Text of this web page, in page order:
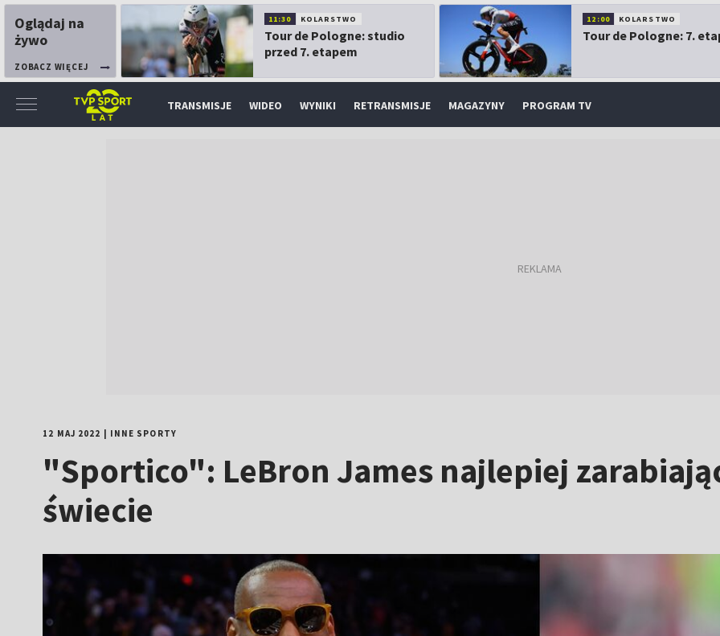
Oglądaj na
żywo
ZOBACZ WIĘCEJ
11:30 KOLARSTWO
Tour de Pologne: studio
przed 7. etapem
12:00 KOLARSTWO
Tour de Pologne: 7.
TRANSMISJE WIDEO WYNIKI RETRANSMISJE MAGAZYNY PROGRAM TV
12 MAJ 2022 INNE SPORTY
"Sportico": LeBron James najlepiej
świecie